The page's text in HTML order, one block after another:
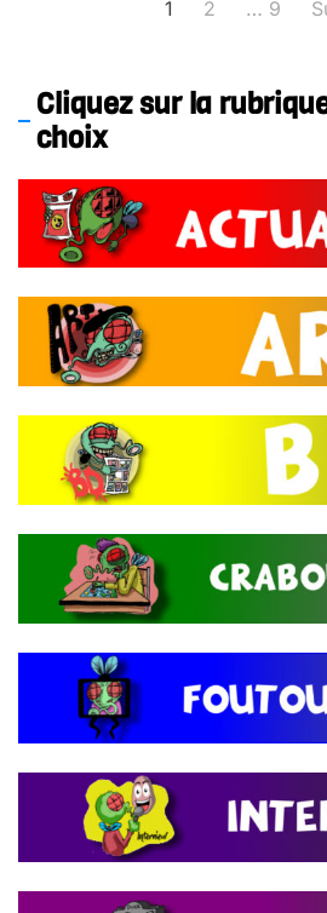
Pagination
1 2 … 9
Cliquez sur la
choix